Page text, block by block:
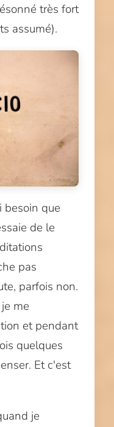
très fort
assumé).
besoin que
de le
pas
parfois non.
me
et pendant
quelques
Et c'est
je